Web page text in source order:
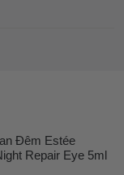
Đêm Estée
Repair Eye 5ml